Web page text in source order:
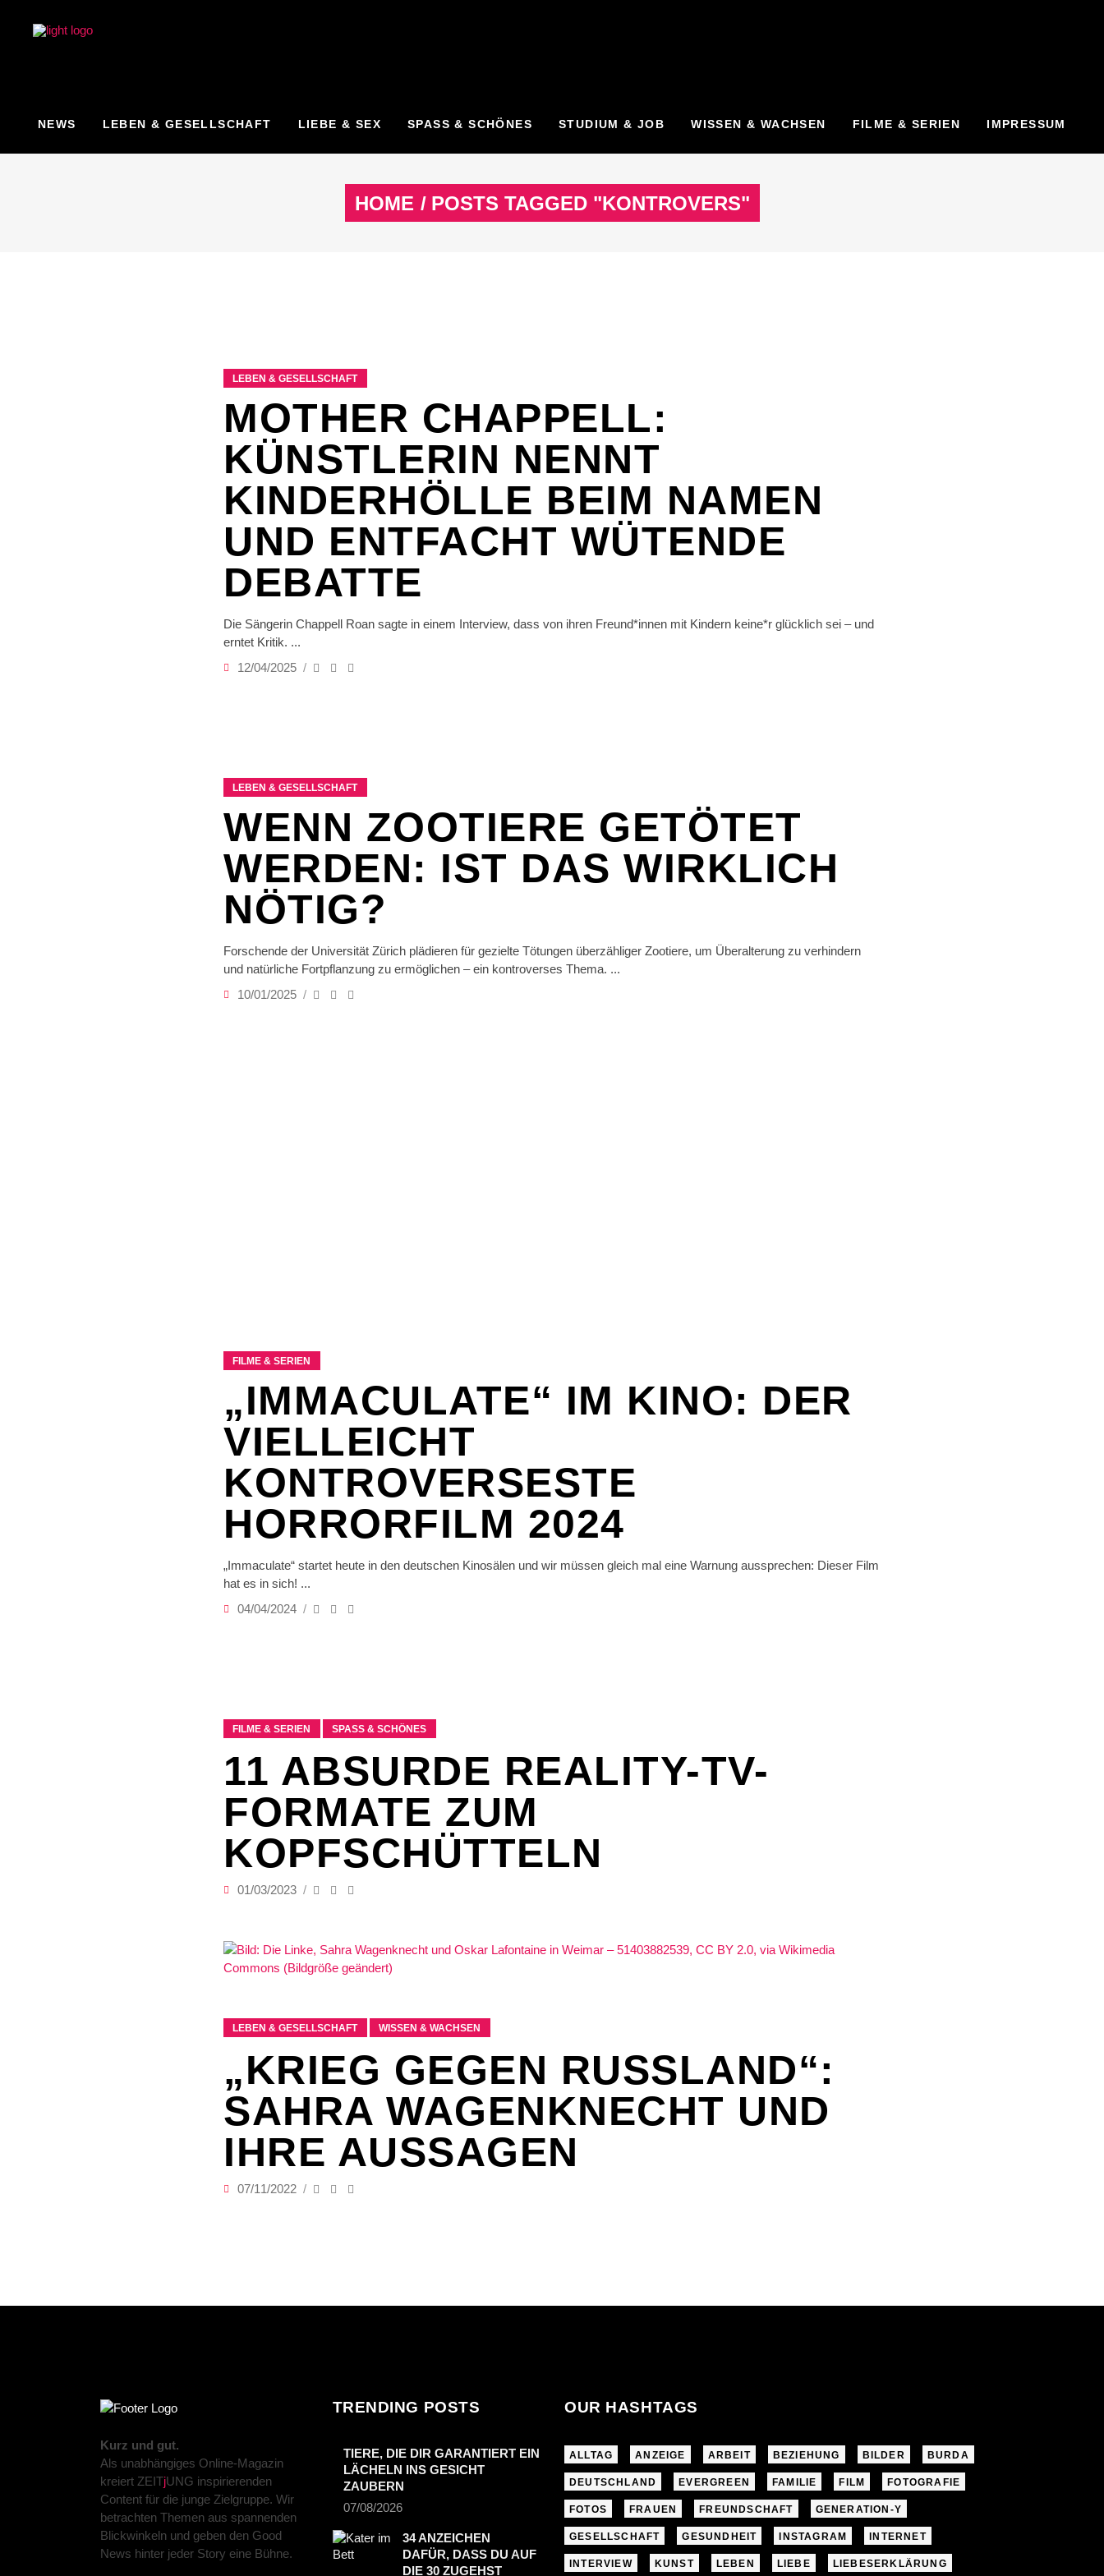
NEWS LEBEN & GESELLSCHAFT LIEBE & SEX SPASS & SCHÖNES STUDIUM & JOB WISSEN & WACHSEN FILME & SERIEN IMPRESSUM
HOME / POSTS TAGGED "KONTROVERS"
LEBEN & GESELLSCHAFT
MOTHER CHAPPELL:
KÜNSTLERIN NENNT
KINDERHÖLLE BEIM NAMEN
UND ENTFACHT WÜTENDE
DEBATTE
Die Sängerin Chappell Roan sagte in einem Interview, dass von ihren Freund*innen mit Kindern keine*r glücklich sei – und
erntet Kritik.
12/04/2025
LEBEN & GESELLSCHAFT
WENN ZOOTIERE GETÖTET
WERDEN: IST DAS WIRKLICH
NÖTIG?
Forschende der Universität Zürich plädieren für gezielte Tötungen überzähliger Zootiere, um Überalterung zu verhindern
und natürliche Fortpflanzung zu ermöglichen – ein kontroverses Thema.
10/01/2025
FILME & SERIEN
„IMMACULATE“ IM KINO: DER
VIELLEICHT
KONTROVERSESTE
HORRORFILM 2024
„Immaculate“ startet heute in den deutschen Kinosälen und wir müssen gleich mal eine Warnung aussprechen: Dieser Film
hat es in sich!
04/04/2024
FILME & SERIEN SPASS & SCHÖNES
11 ABSURDE REALITY-TV-
FORMATE ZUM
KOPFSCHÜTTELN
01/03/2023
LEBEN & GESELLSCHAFT WISSEN & WACHSEN
„KRIEG GEGEN RUSSLAND“:
SAHRA WAGENKNECHT UND
IHRE AUSSAGEN
07/11/2022
Kurz und gut.
Als unabhängiges Online-Magazin
kreiert ZEITjUNG inspirierenden
Content für die junge Zielgruppe. Wir
betrachten Themen aus spannenden
Blickwinkeln und geben den Good
News hinter jeder Story eine Bühne.
TRENDING POSTS
TIERE, DIE DIR GARANTIERT EIN
LÄCHELN INS GESICHT
ZAUBERN
07/08/2026
34 ANZEICHEN
DAFÜR, DASS DU AUF
DIE 30 ZUGEHST
OUR HASHTAGS
ALLTAG ANZEIGE ARBEIT BEZIEHUNG BILDER BURDA
DEUTSCHLAND EVERGREEN FAMILIE FILM FOTOGRAFIE
FOTOS FRAUEN FREUNDSCHAFT GENERATION-Y
GESELLSCHAFT GESUNDHEIT INSTAGRAM INTERNET
INTERVIEW KUNST LEBEN LIEBE LIEBESERKLÄRUNG